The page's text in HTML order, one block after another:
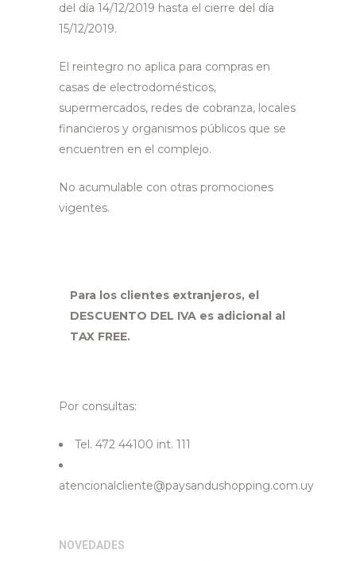
del día 14/12/2019 hasta el cierre del día
15/12/2019.
El reintegro no aplica para compras en
casas de electrodomésticos,
supermercados, redes de cobranza, locales
financieros y organismos públicos que se
encuentren en el complejo.
No acumulable con otras promociones
vigentes.
Para los clientes extranjeros, el
DESCUENTO DEL IVA es adicional al
TAX FREE.
Por consultas:
Tel. 472 44100 int. 111
atencionalcliente@paysandushopping.com.uy
NOVEDADES